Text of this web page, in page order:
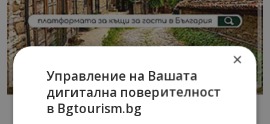
×
Управление на Вашата
дигитална поверителност
в Bgtourism.bg